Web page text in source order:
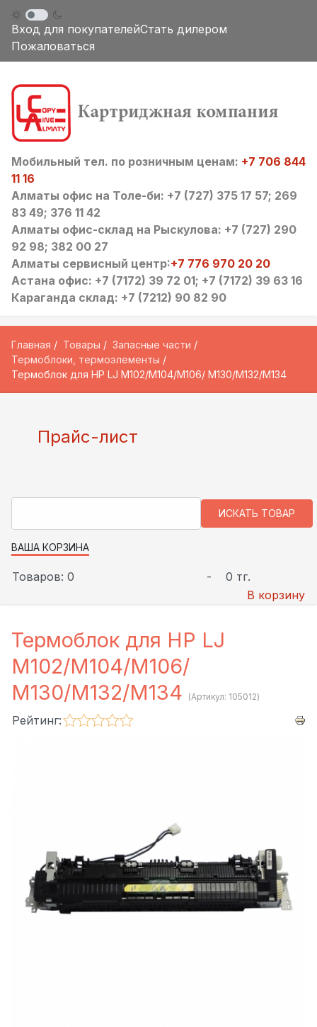
Вход для покупателейСтать дилером
Пожаловаться
Мобильный тел. по розничным ценам: +7 706 844
11 16
Алматы офис на Толе-би: +7 (727) 375 17 57; 269
83 49; 376 11 42
Алматы офис-склад на Рыскулова: +7 (727) 290
92 98; 382 00 27
Алматы сервисный центр:+7 776 970 20 20
Астана офис: +7 (7172) 39 72 01; +7 (7172) 39 63 16
Караганда склад: +7 (7212) 90 82 90
Главная Товары
Запасные части
Термоблоки, термоэлементы
Термоблок для HP LJ M102/M104/M106/ M130/M132/M134
Прайс-лист
ВАША КОРЗИНА
Товаров: 0 -
0 тг.
В корзину
Термоблок для HP LJ
M102/M104/M106/
M130/M132/M134
(Артикул: 105012)
Рейтинг: